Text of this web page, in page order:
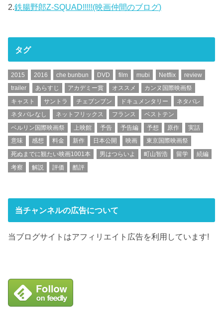
2.鉄腸野郎Z-SQUAD!!!!!(映画仲間のブログ)
タグ
2015 2016 che bunbun DVD film mubi Netflix
review
trailer
あらすじ アカデミー賞 オススメ
カンヌ国際映画祭
キャスト
サントラ チェブンブン ドキュメンタリー
ネタバレ
ネタバレなし
ネットフリックス フランス
ベストテン
ベルリン国際映画祭
上映館 予告 予告編 予想 原作
実話
意味
感想 料金 新作 日本公開 映画
東京国際映画祭
死ぬまでに観たい映画1001本
男はつらいよ 町山智浩 留学
続編
考察
解説 評価 酷評
当チャンネルの広告について
当ブログサイトはアフィリエイト広告を利用しています!